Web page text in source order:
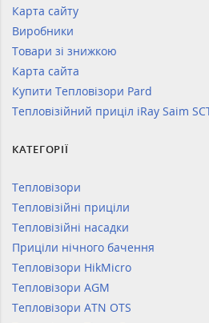
Карта сайту
Виробники
Товари зі знижкою
Карта сайта
Купити Тепловізори Pard
Тепловізійний приціл iRay Saim
КАТЕГОРІЇ
Тепловізори
Тепловізійні приціли
Тепловізійні насадки
Приціли нічного бачення
Тепловізори HikMicro
Тепловізори AGM
Тепловізори ATN OTS